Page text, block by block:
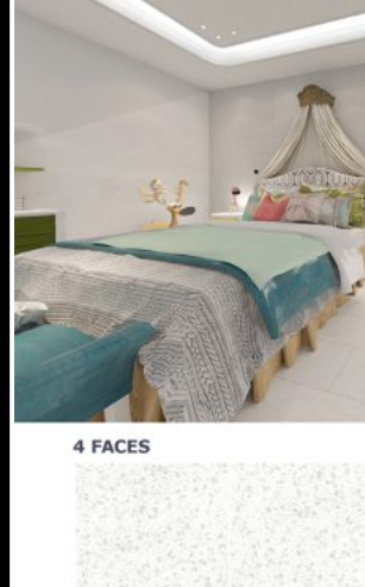
Chưa có sản phẩm trong giỏ hàng.